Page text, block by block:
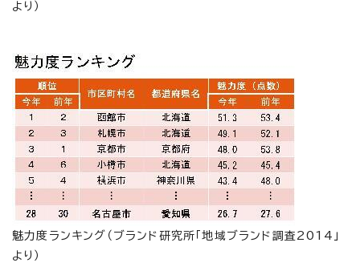
より）
魅力度ランキング（ブランド研究所「地域ブランド調査2014」
より）